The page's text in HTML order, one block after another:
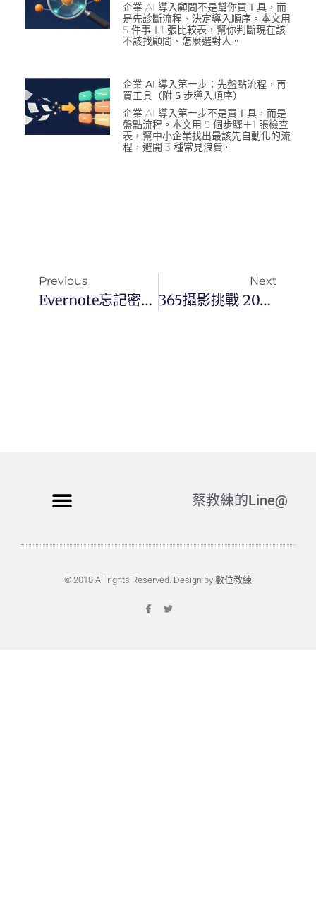
企業 AI 導入顧問不是幫你買工具，而
是先診斷流程、決定導入順序。本文用
5 件事＋1 張比較表，幫你判斷現在該
不該找顧問、怎麼選對人。
企業 AI 導入第一步：先盤點流程，再
買工具（附 5 步導入順序）
企業 AI 導入第一步不是買工具，而是
盤點流程。本文用 5 個步驟＋1 張檢查
表，幫中小企業找出最該先自動化的流
程，避開 3 種常見浪費。
Previous
Evernote忘記密碼，怎麼辦？
Next
365攝影挑戰 20230922(五) 265/365 Day2802
蔡教練的Line@
© 2018 All rights Reserved. Design by 數位教練